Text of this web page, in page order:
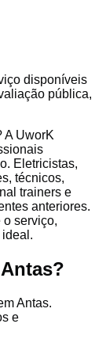
disponíveis
pública,
A UworK
Eletricistas,
técnicos,
trainers e
anteriores.
o serviço,
Antas.
e